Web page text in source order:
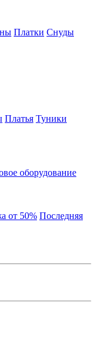
Платки Снуды
Платья Туники
оборудование
от 50% Последняя